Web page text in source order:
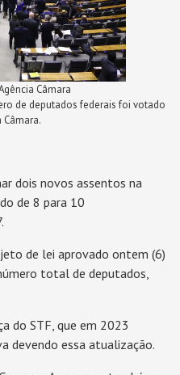
Câmara
de deputados federais foi votado
dois novos assentos na
de 8 para 10
de lei aprovado ontem (6)
total de deputados,
do STF, que em 2023
devendo essa atualização.